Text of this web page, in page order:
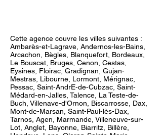
Cette agence couvre les villes suivantes :
Ambarès-et-Lagrave, Andernos-les-Bains,
Arcachon, Bègles, Blanquefort, Bordeaux,
Le Bouscat, Bruges, Cenon, Cestas,
Eysines, Floirac, Gradignan, Gujan-
Mestras, Libourne, Lormont, Mérignac,
Pessac, Saint-AndrE-de-Cubzac, Saint-
Médard-en-Jalles, Talence, La Teste-de-
Buch, Villenave-d'Ornon, Biscarrosse, Dax,
Mont-de-Marsan, Saint-Paul-lès-Dax,
Tarnos, Agen, Marmande, Villeneuve-sur-
Lot, Anglet, Bayonne, Biarritz, Billère,